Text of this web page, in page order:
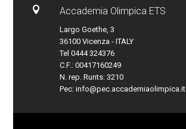
 Accademia Olimpica ETS
Largo Goethe, 3
36100 Vicenza - ITALY
Tel 0444 324376
C.F.: 00417160249
N. rep. Runts: 3210
Pec: info@pec.accademiaolimpica.it